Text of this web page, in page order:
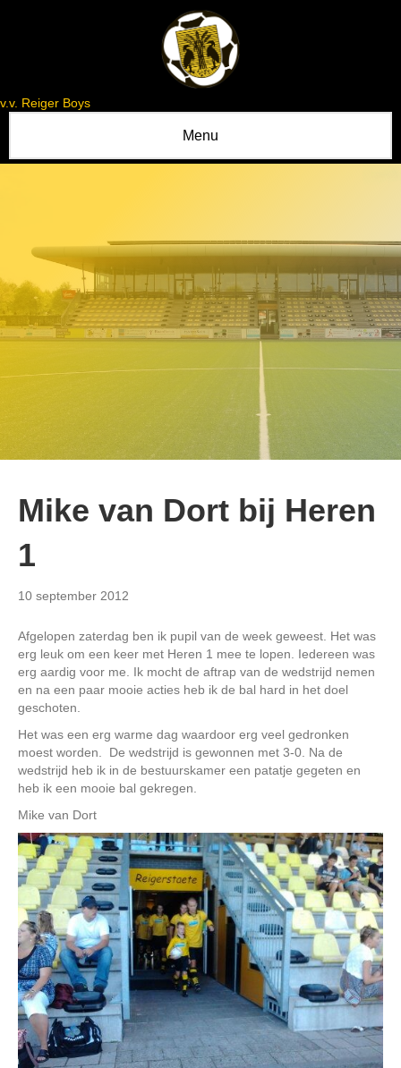
v.v. Reiger Boys
Menu
Mike van Dort bij Heren
1
10 september 2012
Afgelopen zaterdag ben ik pupil van de week geweest. Het was
erg leuk om een keer met Heren 1 mee te lopen. Iedereen was
erg aardig voor me. Ik mocht de aftrap van de wedstrijd nemen
en na een paar mooie acties heb ik de bal hard in het doel
geschoten.
Het was een erg warme dag waardoor erg veel gedronken
moest worden. De wedstrijd is gewonnen met 3-0. Na de
wedstrijd heb ik in de bestuurskamer een patatje gegeten en
heb ik een mooie bal gekregen.
Mike van Dort